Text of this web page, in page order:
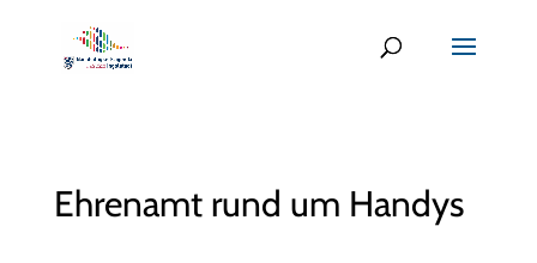
Ehrenamt rund um Handys